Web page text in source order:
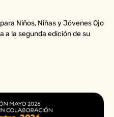
Niños, Niñas y Jóvenes Ojo
a la segunda edición de su